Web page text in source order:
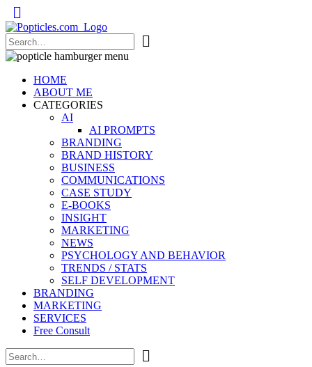
Popticles.com
HOME
ABOUT ME
CATEGORIES
AI
AI PROMPTS
BRANDING
BRAND HISTORY
BUSINESS
COMMUNICATIONS
CASE STUDY
E-BOOKS
INSIGHT
MARKETING
NEWS
PSYCHOLOGY AND BEHAVIOR
TRENDS / STATS
SELF DEVELOPMENT
BRANDING
MARKETING
SERVICES
Free Consult